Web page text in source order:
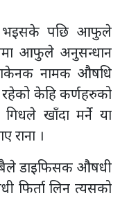
भइसके पछि आफुले
आफुले अनुसन्धान
नामक औषधि
केहि कर्णहरुको
खाँदा मर्ने या
राना ।
डाइफिसक औषधी
फिर्ता लिन त्यसको